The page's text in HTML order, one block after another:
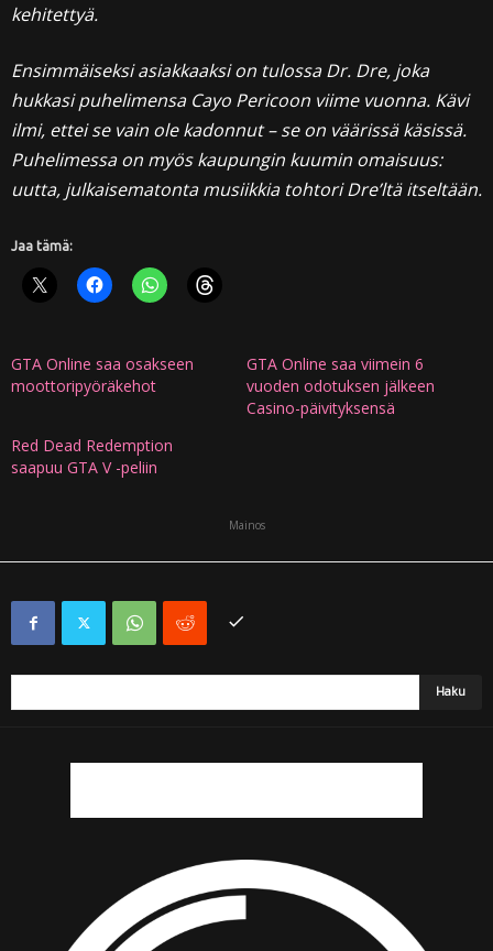
kehitettyä.
Ensimmäiseksi asiakkaaksi on tulossa Dr. Dre, joka
hukkasi puhelimensa Cayo Pericoon viime vuonna. Kävi
ilmi, ettei se vain ole kadonnut – se on väärissä käsissä.
Puhelimessa on myös kaupungin kuumin omaisuus:
uutta, julkaisematonta musiikkia tohtori Dre’ltä itseltään.
Jaa tämä:
GTA Online saa osakseen
moottoripyöräkehot
GTA Online saa viimein 6
vuoden odotuksen jälkeen
Casino-päivityksensä
Red Dead Redemption
saapuu GTA V -peliin
Mainos